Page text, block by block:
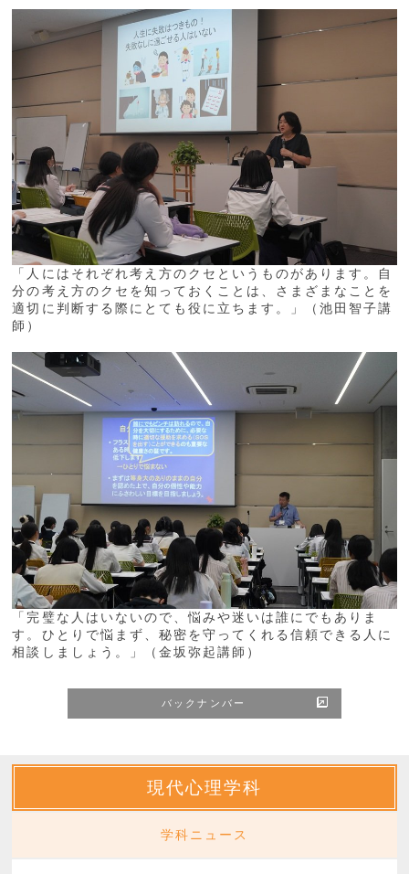
「人にはそれぞれ考え方のクセというものがあります。自
分の考え方のクセを知っておくことは、さまざまなことを
適切に判断する際にとても役に立ちます。」（池田智子講
師）
「完璧な人はいないので、悩みや迷いは誰にでもありま
す。ひとりで悩まず、秘密を守ってくれる信頼できる人に
相談しましょう。」（金坂弥起講師）
バックナンバー
現代心理学科
学科ニュース